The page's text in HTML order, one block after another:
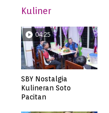
Kuliner
04:25
SBY Nostalgia
Kulineran Soto
Pacitan